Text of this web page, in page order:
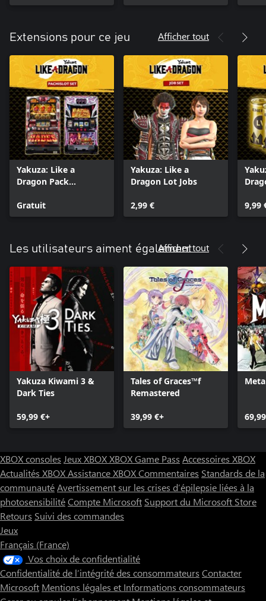
Extensions pour ce jeu Afficher tout
Yakuza: Like a
Dragon Pack
Gratuit
Yakuza: Like a
Dragon Lot Jobs
2,99 €
9,99
Les utilisateurs aiment également
Afficher tout
Yakuza Kiwami 3 &
Dark Ties
59,99 €+
Tales of Graces™f
Remastered
39,99 €+
XBOX consoles Jeux XBOXXBOX Game Pass Accessoires XBOX
Actualités XBOXAssistance XBOXCommentaires Standards de la
communautéAvertissement sur les crises d’épilepsie liées à la
photosensibilitéCompte Microsoft Support du Microsoft Store
Retours Suivi des commandes
Jeux
Français (France)
Vos choix de confidentialité
Confidentialité de l’intégrité des consommateurs Contacter
Microsoft Mentions légales et Informations consommateurs